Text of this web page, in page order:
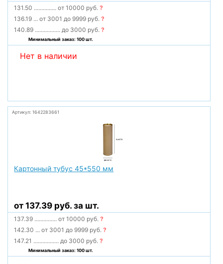
131.50 ............... от 10000 руб.?
136.19 ... от 3001 до 9999 руб.?
140.89 ................. до 3000 руб.?
Минимальный заказ: 100 шт.
Нет в наличии
Артикул: 1642283661
Картонный тубус 45*550 мм
от 137.39 руб. за шт.
137.39 ............... от 10000 руб.?
142.30 ... от 3001 до 9999 руб.?
147.21 ................. до 3000 руб.?
Минимальный заказ: 100 шт.